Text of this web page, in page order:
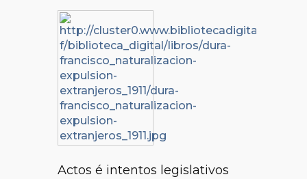
Actos é intentos legislativos